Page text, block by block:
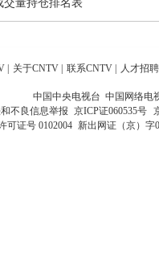
| 关于CNTV | 联系CNTV | 人才招聘
中国中央电视台 中国网络电
不良信息举报 京ICP证060535号
可证号 0102004 新出网证（京）